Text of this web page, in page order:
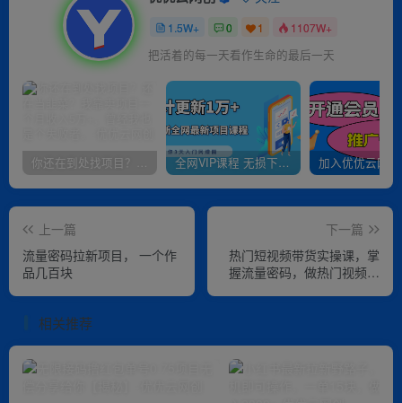
1.5W+ 0 1 1107W+
把活着的每一天看作生命的最后一天
你还在到处找项目？还在当韭菜？我靠卖项目一个月收入5万+，曾经我也是个失败者。 全网VIP课程 无损下载~
上一篇
流量密码拉新项目， 一个作
品几百块
下一篇
热门短视频带货实操课，掌
握流量密码，做热门视频，
相关推荐